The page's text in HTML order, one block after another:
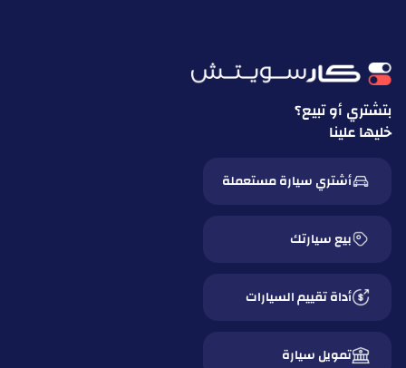
بتشتري أو تبيع؟
خليها علينا
أشتري سيارة مستعملة
بيع سيارتك
أداة تقييم السيارات
تمويل سيارة